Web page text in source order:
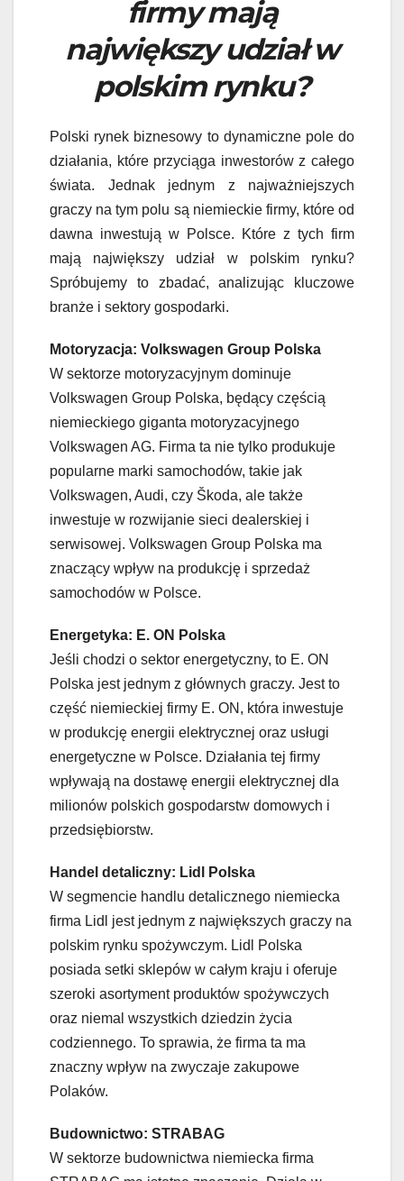
firmy mają
największy udział w
polskim rynku?
Polski rynek biznesowy to dynamiczne pole do
działania, które przyciąga inwestorów z całego
świata. Jednak jednym z najważniejszych
graczy na tym polu są niemieckie firmy, które od
dawna inwestują w Polsce. Które z tych firm
mają największy udział w polskim rynku?
Spróbujemy to zbadać, analizując kluczowe
branże i sektory gospodarki.
Motoryzacja: Volkswagen Group Polska
W sektorze motoryzacyjnym dominuje
Volkswagen Group Polska, będący częścią
niemieckiego giganta motoryzacyjnego
Volkswagen AG. Firma ta nie tylko produkuje
popularne marki samochodów, takie jak
Volkswagen, Audi, czy Škoda, ale także
inwestuje w rozwijanie sieci dealerskiej i
serwisowej. Volkswagen Group Polska ma
znaczący wpływ na produkcję i sprzedaż
samochodów w Polsce.
Energetyka: E. ON Polska
Jeśli chodzi o sektor energetyczny, to E. ON
Polska jest jednym z głównych graczy. Jest to
część niemieckiej firmy E. ON, która inwestuje
w produkcję energii elektrycznej oraz usługi
energetyczne w Polsce. Działania tej firmy
wpływają na dostawę energii elektrycznej dla
milionów polskich gospodarstw domowych i
przedsiębiorstw.
Handel detaliczny: Lidl Polska
W segmencie handlu detalicznego niemiecka
firma Lidl jest jednym z największych graczy na
polskim rynku spożywczym. Lidl Polska
posiada setki sklepów w całym kraju i oferuje
szeroki asortyment produktów spożywczych
oraz niemal wszystkich dziedzin życia
codziennego. To sprawia, że firma ta ma
znaczny wpływ na zwyczaje zakupowe
Polaków.
Budownictwo: STRABAG
W sektorze budownictwa niemiecka firma